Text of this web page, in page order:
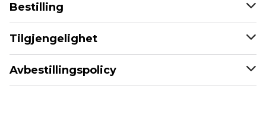
Bestilling
Tilgjengelighet
Avbestillingspolicy